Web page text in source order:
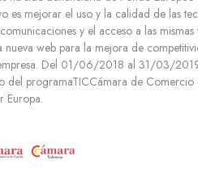
m
n
t
es mejorar el uso y la calidad de las
y el acceso a las
nueva web para la mejora de
Del 01/06/2018 al 31/03/
del programaTICCámara de Comercio
Europa.